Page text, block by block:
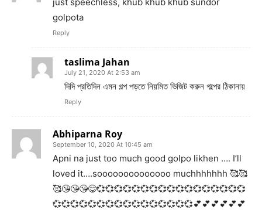
golpota
Reply
taslima Jahan
July 21, 2020 At 2:53 am
দিদি প্রতিদিন এমন গল্প পড়তে নিয়মিত ভিজিট করুন গল্পের ঠিকানায়
Reply
Abhiparna Roy
September 10, 2020 At 10:45 am
Apni na just too much good golpo likhen …. I’ll
loved it….soooooooooooooo muchhhhhhh 🥰🥰
🥰😘😘😘😋💞💞💞💞💞💞💞💞💞💞💞💞💞💞💞💞💞
💞💞💞💞💞💞💞💞💞💞💞💞💞💞💞💞💕💕💕💕💕💕